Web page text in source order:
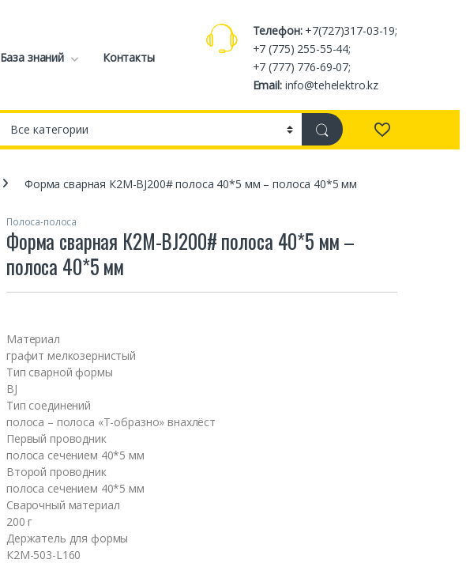
База знаний Контакты
Телефон:+7(727)317-03-19;
+7 (775) 255-55-44;
+7 (777) 776-69-07;
Email:info@tehelektro.kz
Форма сварная К2М-BJ200# полоса 40*5 мм – полоса 40*5 мм
Полоса-полоса
Форма сварная К2М-BJ200# полоса 40*5 мм –
полоса 40*5 мм
Материал
графит мелкозернистый
Тип сварной формы
BJ
Тип соединений
полоса – полоса «Т-образно» внахлёст
Первый проводник
полоса сечением 40*5 мм
Второй проводник
полоса сечением 40*5 мм
Сварочный материал
200 г
Держатель для формы
К2М-503-L160